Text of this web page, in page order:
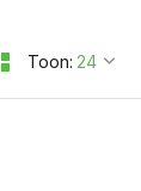
Toon: